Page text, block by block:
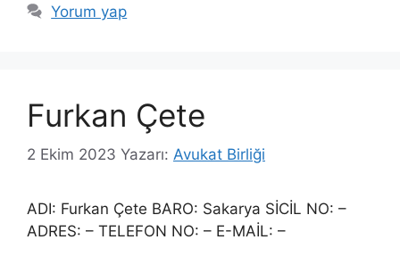
Yorum yap
Furkan Çete
2 Ekim 2023 Yazarı: Avukat Birliği
ADI: Furkan Çete BARO: Sakarya SİCİL NO: –
ADRES: – TELEFON NO: – E-MAİL: –